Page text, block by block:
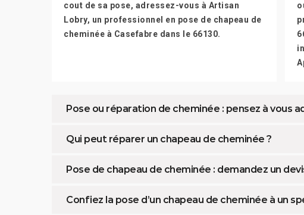
cout de sa pose, adressez-vous à Artisan
Lobry, un professionnel en pose de chapeau de
cheminée à Casefabre dans le 66130.
Pose ou réparation de cheminée : pensez à vous
Qui peut réparer un chapeau de cheminée ?
Pose de chapeau de cheminée : demandez un
Confiez la pose d’un chapeau de cheminée à un